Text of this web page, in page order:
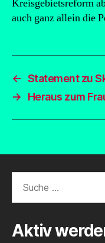
Kreisgebietsreform
auch ganz allein die
← Statement zu
→
Heraus zum
nach:
Aktiv